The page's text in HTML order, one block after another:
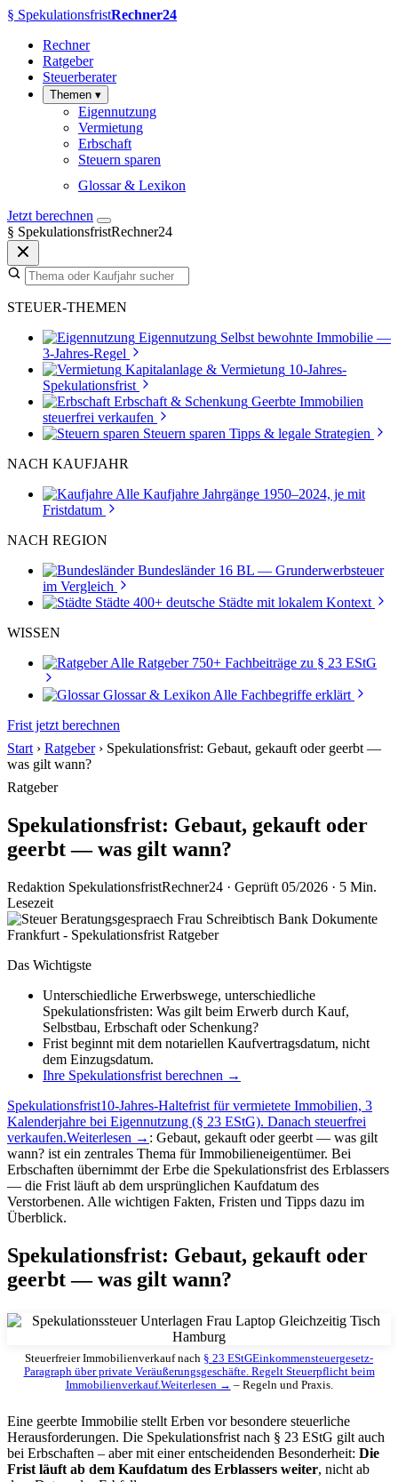
§ SpekulationsfristRechner24
Rechner
Ratgeber
Steuerberater
Themen ▾
Eigennutzung
Vermietung
Erbschaft
Steuern sparen
Glossar & Lexikon
Jetzt berechnen
§ SpekulationsfristRechner24
STEUER-THEMEN
Eigennutzung Selbst bewohnte Immobilie —
3-Jahres-Regel
Kapitalanlage & Vermietung 10-Jahres-
Spekulationsfrist
Erbschaft & Schenkung Geerbte Immobilien
steuerfrei verkaufen
Steuern sparen Tipps & legale Strategien
NACH KAUFJAHR
Alle Kaufjahre Jahrgänge 1950–2024, je mit
Fristdatum
NACH REGION
Bundesländer 16 BL — Grunderwerbsteuer
im Vergleich
Städte 400+ deutsche Städte mit lokalem Kontext
WISSEN
Alle Ratgeber 750+ Fachbeiträge zu § 23 EStG
Glossar & Lexikon Alle Fachbegriffe erklärt
Frist jetzt berechnen
Start › Ratgeber › Spekulationsfrist: Gebaut, gekauft oder geerbt —
was gilt wann?
Ratgeber
Spekulationsfrist: Gebaut, gekauft oder
geerbt — was gilt wann?
Redaktion SpekulationsfristRechner24 · Geprüft 05/2026 · 5 Min.
Lesezeit
Das Wichtigste
Unterschiedliche Erwerbswege, unterschiedliche
Spekulationsfristen: Was gilt beim Erwerb durch Kauf,
Selbstbau, Erbschaft oder Schenkung?
Frist beginnt mit dem notariellen Kaufvertragsdatum, nicht
dem Einzugsdatum.
Ihre Spekulationsfrist berechnen →
Spekulationsfrist10-Jahres-Haltefrist für vermietete Immobilien, 3
Kalenderjahre bei Eigennutzung (§ 23 EStG). Danach steuerfrei
verkaufen.Weiterlesen → : Gebaut, gekauft oder geerbt — was gilt
wann? ist ein zentrales Thema für Immobilieneigentümer. Bei
Erbschaften übernimmt der Erbe die Spekulationsfrist des Erblassers
— die Frist läuft ab dem ursprünglichen Kaufdatum des
Verstorbenen. Alle wichtigen Fakten, Fristen und Tipps dazu im
Überblick.
Spekulationsfrist: Gebaut, gekauft oder
geerbt — was gilt wann?
Steuerfreier Immobilienverkauf nach § 23 EStGEinkommensteuergesetz-
Paragraph über private Veräußerungsgeschäfte. Regelt Steuerpflicht beim
Immobilienverkauf.Weiterlesen → – Regeln und Praxis.
Eine geerbte Immobilie stellt Erben vor besondere steuerliche
Herausforderungen. Die Spekulationsfrist nach § 23 EStG gilt auch
bei Erbschaften – aber mit einer entscheidenden Besonderheit: Die
Frist läuft ab dem Kaufdatum des Erblassers weiter, nicht ab